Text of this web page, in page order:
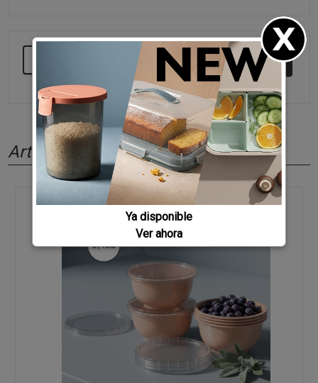
SEGUIR COMPRANDO
Artículos relacionados
Ya disponible
Ver ahora